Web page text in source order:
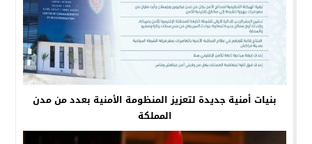
بنيات أمنية جديدة لتعزيز المنظومة الأمنية بعدد من مدن
المملكة